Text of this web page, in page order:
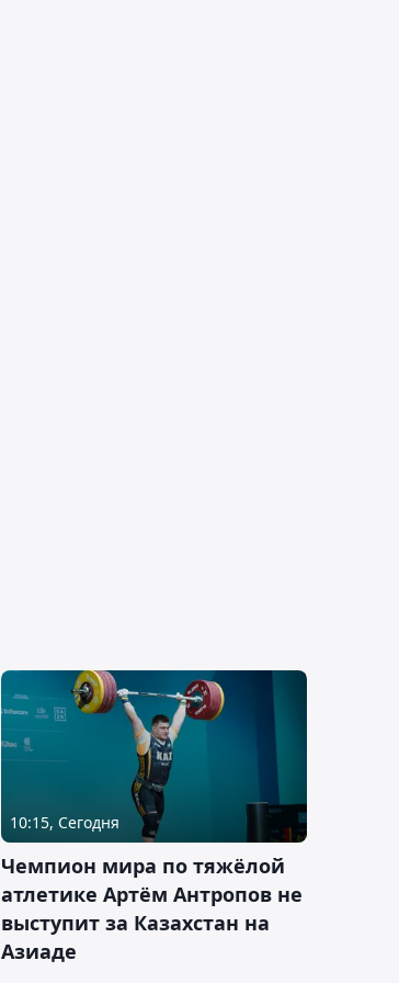
10:15, Сегодня
Чемпион мира по тяжёлой
атлетике Артём Антропов не
выступит за Казахстан на
Азиаде